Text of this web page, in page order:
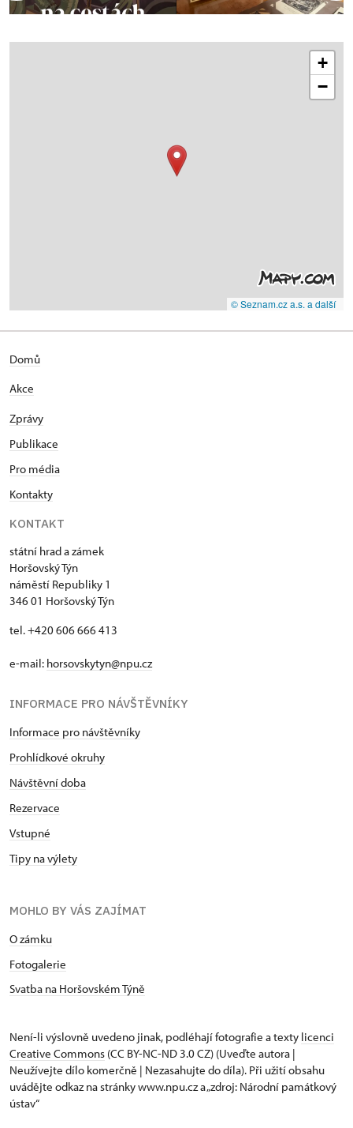
+
−
© Seznam.cz a.s. a další
Domů
Akce
Zprávy
Publikace
Pro média
Kontakty
KONTAKT
státní hrad a zámek
Horšovský Týn
náměstí Republiky 1
346 01 Horšovský Týn
tel. +420 606 666 413
e-mail: horsovskytyn@npu.cz
INFORMACE PRO NÁVŠTĚVNÍKY
Informace pro návštěvníky
Prohlídkové okruhy
Návštěvní doba
Rezervace
Vstupné
Tipy na výlety
MOHLO BY VÁS ZAJÍMAT
O zámku
Fotogalerie
Svatba na Horšovském Týně
Není-li výslovně uvedeno jinak, podléhají fotografie a texty licenci
Creative Commons (CC BY-NC-ND 3.0 CZ) (Uveďte autora |
Neužívejte dílo komerčně | Nezasahujte do díla). Při užití obsahu
uvádějte odkaz na stránky www.npu.cz a „zdroj: Národní památkový
ústav“